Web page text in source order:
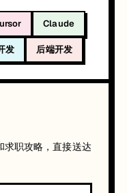
Claude
发 后端开发
求职攻略，直接送达